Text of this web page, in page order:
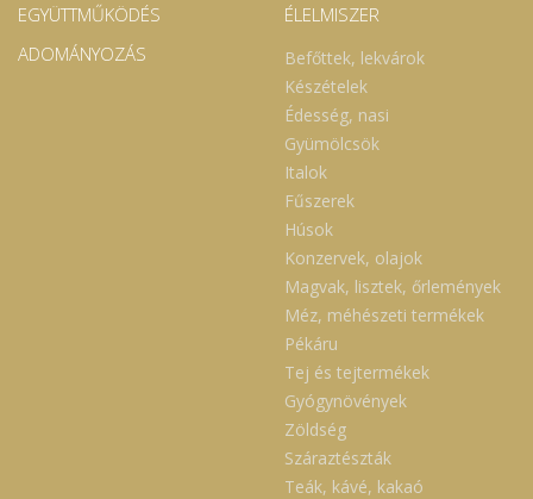
EGYÜTTMŰKÖDÉS
ADOMÁNYOZÁS
ÉLELMISZER
Befőttek, lekvárok
Készételek
Édesség, nasi
Gyümölcsök
Italok
Fűszerek
Húsok
Konzervek, olajok
Magvak, lisztek, őrlemények
Méz, méhészeti termékek
Pékáru
Tej és tejtermékek
Gyógynövények
Zöldség
Száraztészták
Teák, kávé, kakaó